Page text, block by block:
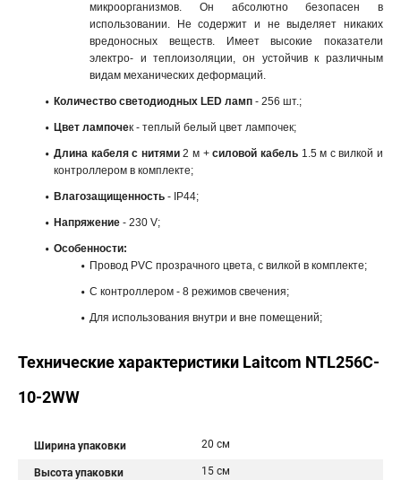
микроорганизмов. Он абсолютно безопасен в
использовании. Не содержит и не выделяет никаких
вредоносных веществ. Имеет высокие показатели
электро- и теплоизоляции, он устойчив к различным
видам механических деформаций.
Количество светодиодных LED ламп - 256 шт.;
Цвет лампочек - теплый белый цвет лампочек;
Длина кабеля с нитями2 м +силовой кабель1.5 м с вилкой и
контроллером в комплекте;
Влагозащищенность - IP44;
Напряжение - 230 V;
Особенности:
Провод PVC прозрачного цвета, с вилкой в комплекте;
С контроллером - 8 режимов свечения;
Для использования внутри и вне помещений;
Технические характеристики Laitcom NTL256C-
10-2WW
Ширина упаковки 20 см
Высота упаковки 15 см